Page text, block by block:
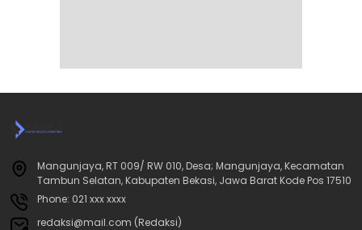
Mangunjaya, RT 009/ RW 010, Desa; Mangunjaya, Kecamatan
Tambun Selatan, Kabupaten Bekasi, Jawa Barat Kode Pos 17510
Phone: 021 xxx xxxx
redaksi@mail.com (Redaksi)